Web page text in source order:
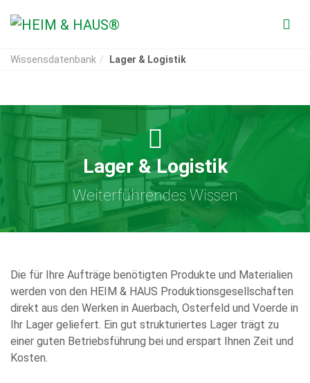
Wissensdatenbank Lager & Logistik
Lager & Logistik
Weiterführendes Wissen
Die für Ihre Aufträge benötigten Produkte und Materialien
werden von den HEIM & HAUS Produktionsgesellschaften
direkt aus den Werken in Auerbach, Osterfeld und Voerde in
Ihr Lager geliefert. Ein gut strukturiertes Lager trägt zu
einer guten Betriebsführung bei und erspart Ihnen Zeit und
Kosten.